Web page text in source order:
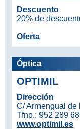
Descuento
20% de
Oferta
Óptica
OPTIMIL
Dirección
C/ Armengual de
Tfno.: 952 289
www.optimil.es